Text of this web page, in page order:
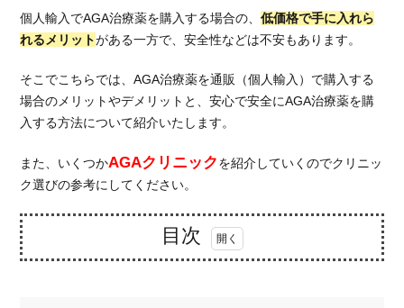
個人輸入でAGA治療薬を購入する場合の、低価格で手に入れら
れるメリットがある一方で、安全性などは不安もあります。
そこでこちらでは、AGA治療薬を通販（個人輸入）で購入する
場合のメリットやデメリットと、安心で安全にAGA治療薬を購
入する方法について紹介いたします。
また、いくつかAGAクリニックを紹介していくのでクリニッ
ク選びの参考にしてください。
目次